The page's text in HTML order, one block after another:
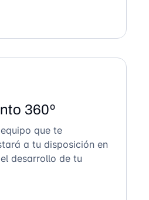
360º
que te
a tu disposición en
desarrollo de tu